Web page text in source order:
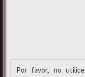
Por favor, no